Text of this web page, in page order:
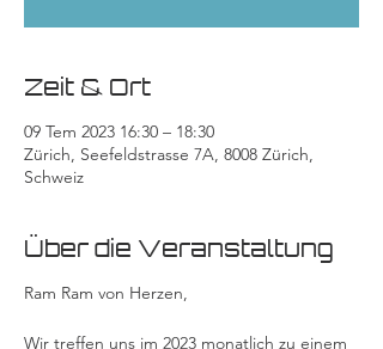
Zeit & Ort
09 Tem 2023 16:30 – 18:30
Zürich, Seefeldstrasse 7A, 8008 Zürich,
Schweiz
Über die Veranstaltung
Ram Ram von Herzen,
Wir treffen uns im 2023 monatlich zu einem